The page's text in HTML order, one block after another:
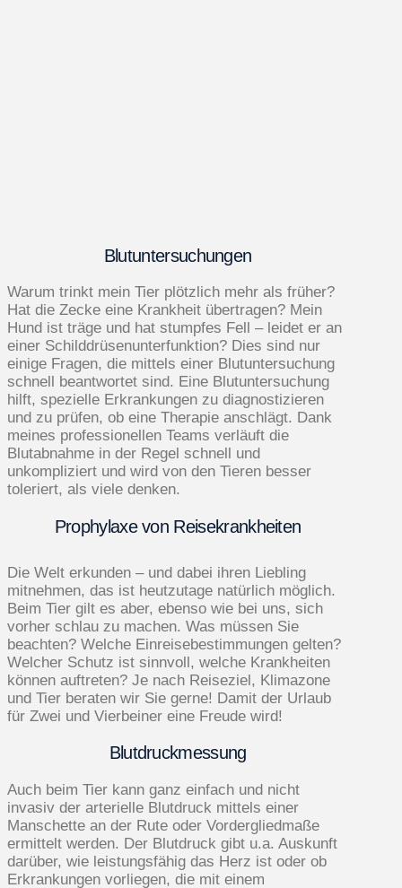
Blutunter­suchungen
Warum trinkt mein Tier plötzlich mehr als früher?
Hat die Zecke eine Krankheit übertragen? Mein
Hund ist träge und hat stumpfes Fell – leidet er an
einer Schilddrüsenunterfunktion? Dies sind nur
einige Fragen, die mittels einer Blutuntersuchung
schnell beantwortet sind. Eine Blutuntersuchung
hilft, spezielle Erkrankungen zu diagnostizieren
und zu prüfen, ob eine Therapie anschlägt. Dank
meines professionellen Teams verläuft die
Blutabnahme in der Regel schnell und
unkompliziert und wird von den Tieren besser
toleriert, als viele denken.
Prophylaxe von Reise­krankheiten
Die Welt erkunden – und dabei ihren Liebling
mitnehmen, das ist heutzutage natürlich möglich.
Beim Tier gilt es aber, ebenso wie bei uns, sich
vorher schlau zu machen. Was müssen Sie
beachten? Welche Einreisebestimmungen gelten?
Welcher Schutz ist sinnvoll, welche Krankheiten
können auftreten? Je nach Reiseziel, Klimazone
und Tier beraten wir Sie gerne! Damit der Urlaub
für Zwei und Vierbeiner eine Freude wird!
Blutdruckmessung
Auch beim Tier kann ganz einfach und nicht
invasiv der arterielle Blutdruck mittels einer
Manschette an der Rute oder Vordergliedmaße
ermittelt werden. Der Blutdruck gibt u.a. Auskunft
darüber, wie leistungsfähig das Herz ist oder ob
Erkrankungen vorliegen, die mit einem